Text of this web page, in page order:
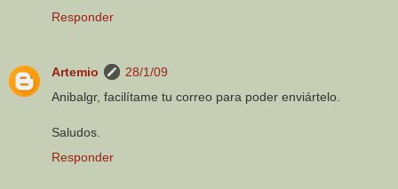
Responder
Artemio
28/1/09
Anibalgr, facilítame tu correo para poder enviártelo.
Saludos.
Responder